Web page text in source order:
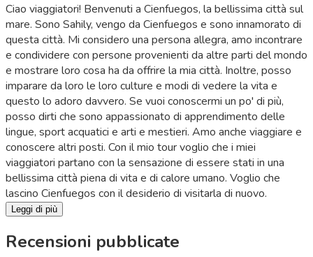
Ciao viaggiatori! Benvenuti a Cienfuegos, la bellissima città sul
mare. Sono Sahily, vengo da Cienfuegos e sono innamorato di
questa città. Mi considero una persona allegra, amo incontrare
e condividere con persone provenienti da altre parti del mondo
e mostrare loro cosa ha da offrire la mia città. Inoltre, posso
imparare da loro le loro culture e modi di vedere la vita e
questo lo adoro davvero. Se vuoi conoscermi un po' di più,
posso dirti che sono appassionato di apprendimento delle
lingue, sport acquatici e arti e mestieri. Amo anche viaggiare e
conoscere altri posti. Con il mio tour voglio che i miei
viaggiatori partano con la sensazione di essere stati in una
bellissima città piena di vita e di calore umano. Voglio che
lascino Cienfuegos con il desiderio di visitarla di nuovo.
Leggi di più
Recensioni pubblicate